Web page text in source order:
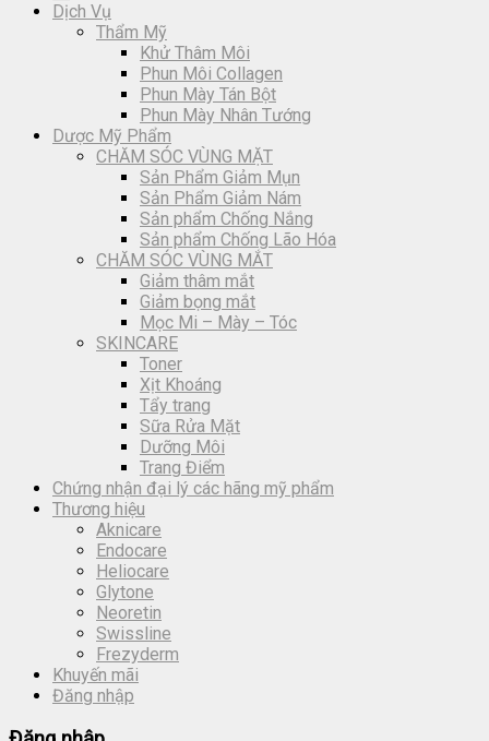
Dịch Vụ
Thẩm Mỹ
Khử Thâm Môi
Phun Môi Collagen
Phun Mày Tán Bột
Phun Mày Nhân Tướng
Dược Mỹ Phẩm
CHĂM SÓC VÙNG MẶT
Sản Phẩm Giảm Mụn
Sản Phẩm Giảm Nám
Sản phẩm Chống Nắng
Sản phẩm Chống Lão Hóa
CHĂM SÓC VÙNG MẮT
Giảm thâm mắt
Giảm bọng mắt
Mọc Mi – Mày – Tóc
SKINCARE
Toner
Xịt Khoáng
Tẩy trang
Sữa Rửa Mặt
Dưỡng Môi
Trang Điểm
Chứng nhận đại lý các hãng mỹ phẩm
Thương hiệu
Aknicare
Endocare
Heliocare
Glytone
Neoretin
Swissline
Frezyderm
Khuyến mãi
Đăng nhập